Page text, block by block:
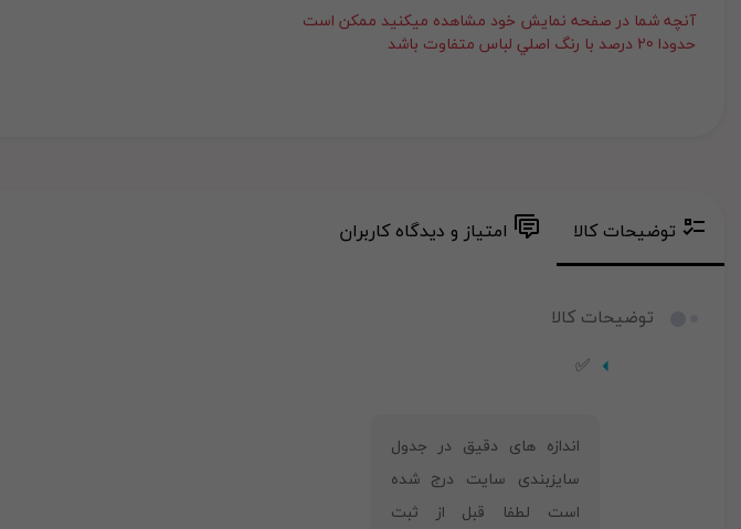
آنچه شما در صفحه نمايش خود مشاهده ميکنيد ممکن است
حدودا 20 درصد با رنگ اصلي لباس متفاوت باشد
توضیحات کالا امتیاز و دیدگاه کاربران
توضیحات کالا
✅
‎اندازه های دقیق در جدول
سایزبندی سایت درج شده
است لطفا قبل از ثبت